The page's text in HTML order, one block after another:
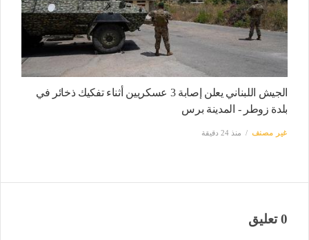
الجيش اللبناني يعلن إصابة 3 عسكريين أثناء تفكيك ذخائر في
بلدة زوطر - المدينة برس
غير مصنف منذ 24 دقيقة
0 تعليق